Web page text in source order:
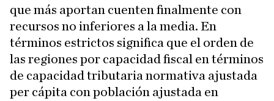
que más aportan cuenten finalmente con
recursos no inferiores a la media. En
términos estrictos significa que el orden de
las regiones por capacidad fiscal en términos
de capacidad tributaria normativa ajustada
per cápita con población ajustada en